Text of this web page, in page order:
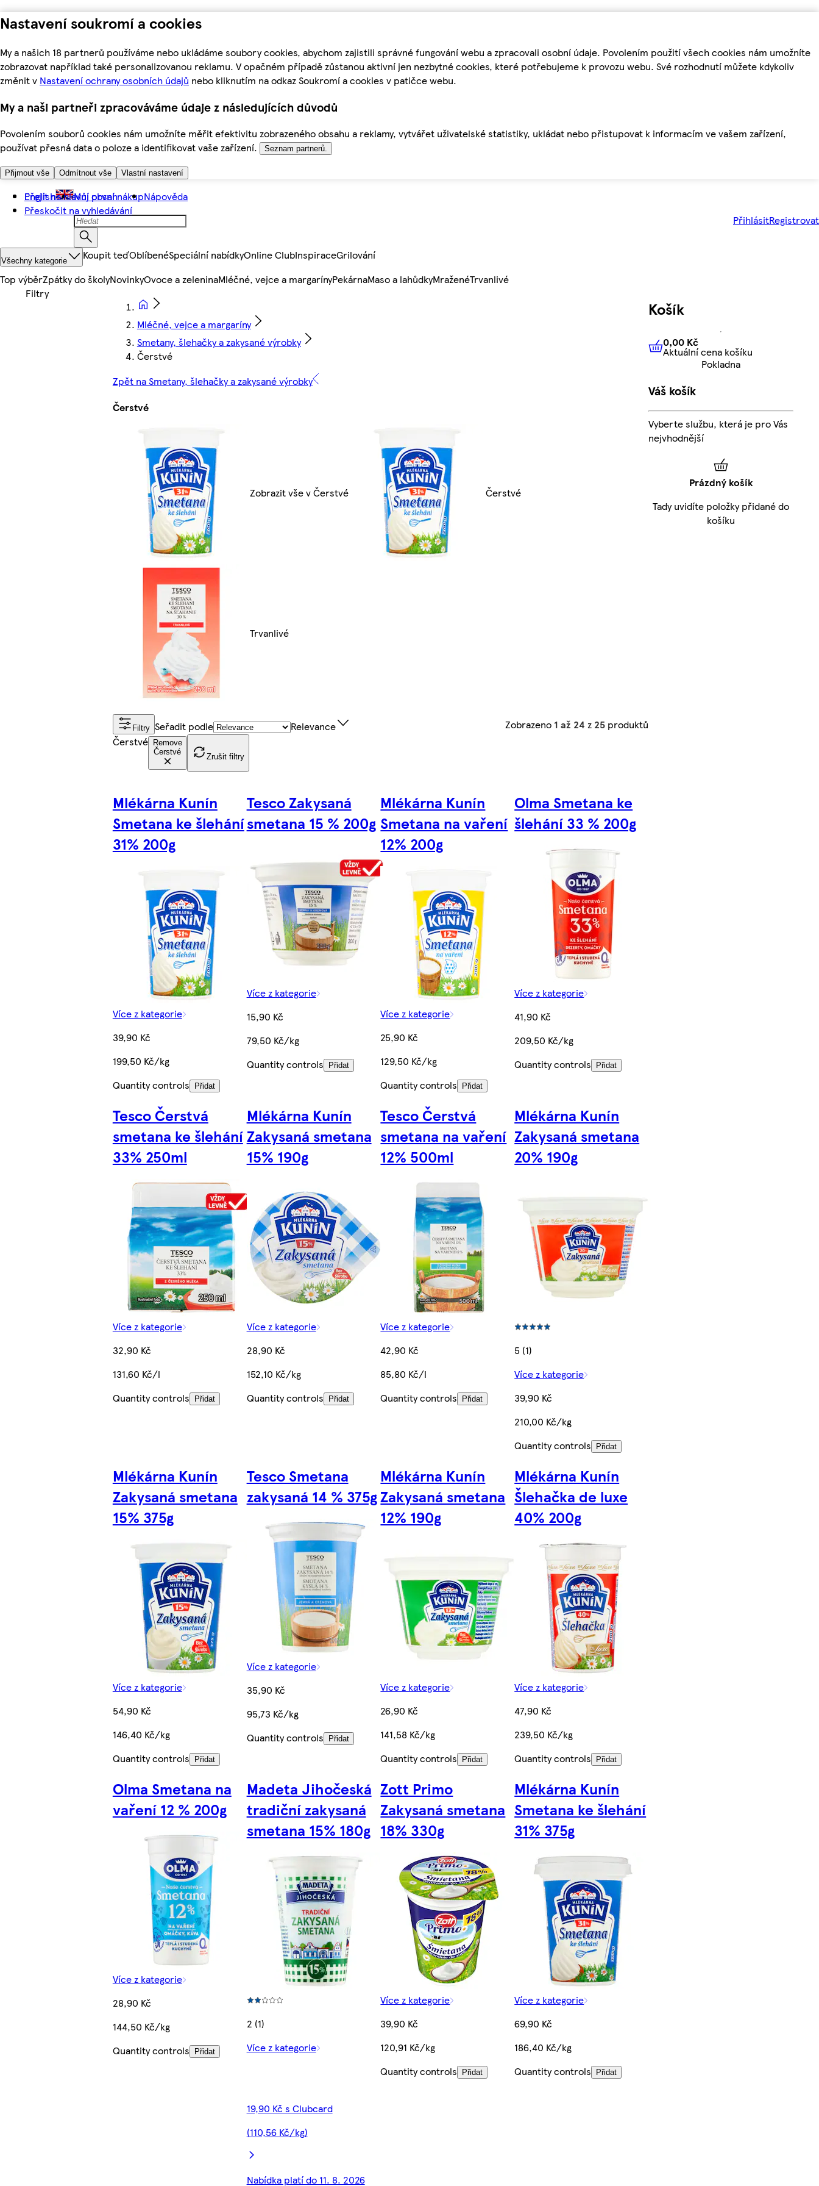
Nastavení soukromí a cookies
My a našich 18 partnerů používáme nebo ukládáme soubory cookies, abychom zajistili správné fungování webu a zpracovali osobní údaje. Povolením použití všech cookies nám umožníte
zobrazovat například také personalizovanou reklamu. V opačném případě zůstanou aktivní jen nezbytné cookies, které potřebujeme k provozu webu. Své rozhodnutí můžete kdykoliv
změnit v Nastavení ochrany osobních údajů nebo kliknutím na odkaz Soukromí a cookies v patičce webu.
My a naši partneři zpracováváme údaje z následujících důvodů
Povolením souborů cookies nám umožníte měřit efektivitu zobrazeného obsahu a reklamy, vytvářet uživatelské statistiky, ukládat nebo přistupovat k informacím ve vašem zařízení,
používat přesná data o poloze a identifikovat vaše zařízení.
Seznam partnerů.
Přijmout vše Odmítnout vše Vlastní nastavení
Přejít na hlavní obsah
Přeskočit na vyhledávání
English Můj první nákupNápověda
PřihlásitRegistrovat
Všechny kategorie Koupit teďOblíbenéSpeciální nabídkyOnline ClubInspiraceGrilování
Top výběrZpátky do školyNovinkyOvoce a zeleninaMléčné, vejce a margarínyPekárnaMaso a lahůdkyMraženéTrvanlivé
Mléčné, vejce a margaríny
Smetany, šlehačky a zakysané výrobky
Čerstvé
Zpět na Smetany, šlehačky a zakysané výrobky
Čerstvé
Zobrazit vše v Čerstvé Čerstvé
Trvanlivé
Filtry Seřadit podle Relevance Zobrazeno 1 až 24 z 25 produktů
Čerstvé
Remove
Čerstvé
Zrušit filtry
Mlékárna Kunín
Smetana ke šlehání
31% 200g
Více z kategorie
39,90 Kč
199,50 Kč/kg
Quantity controls
Přidat
Tesco Zakysaná
smetana 15 % 200g
Více z kategorie
15,90 Kč
79,50 Kč/kg
Quantity controls
Přidat
Mlékárna Kunín
Smetana na vaření
12% 200g
Více z kategorie
25,90 Kč
129,50 Kč/kg
Quantity controls
Přidat
Olma Smetana ke
šlehání 33 % 200g
Více z kategorie
41,90 Kč
209,50 Kč/kg
Quantity controls
Přidat
Tesco Čerstvá
smetana ke šlehání
33% 250ml
Více z kategorie
32,90 Kč
131,60 Kč/l
Quantity controls
Přidat
Mlékárna Kunín
Zakysaná smetana
15% 190g
Více z kategorie
28,90 Kč
152,10 Kč/kg
Quantity controls
Přidat
Tesco Čerstvá
smetana na vaření
12% 500ml
Více z kategorie
42,90 Kč
85,80 Kč/l
Quantity controls
Přidat
Mlékárna Kunín
Zakysaná smetana
20% 190g
5 (1)
Více z kategorie
39,90 Kč
210,00 Kč/kg
Quantity controls
Přidat
Mlékárna Kunín
Zakysaná smetana
15% 375g
Více z kategorie
54,90 Kč
146,40 Kč/kg
Quantity controls
Přidat
Tesco Smetana
zakysaná 14 % 375g
Více z kategorie
35,90 Kč
95,73 Kč/kg
Quantity controls
Přidat
Mlékárna Kunín
Zakysaná smetana
12% 190g
Více z kategorie
26,90 Kč
141,58 Kč/kg
Quantity controls Přidat
Mlékárna Kunín
Šlehačka de luxe
40% 200g
Více z kategorie
47,90 Kč
239,50 Kč/kg
Quantity controls Přidat
Olma Smetana na
vaření 12 % 200g
Více z kategorie
28,90 Kč
144,50 Kč/kg
Quantity controls
Přidat
Madeta Jihočeská
tradiční zakysaná
smetana 15% 180g
2 (1)
Více z kategorie
19,90 Kč s Clubcard
(110,56 Kč/kg)
Nabídka platí do 11. 8. 2026
Zott Primo
Zakysaná smetana
18% 330g
Více z kategorie
39,90 Kč
120,91 Kč/kg
Quantity controls Přidat
Mlékárna Kunín
Smetana ke šlehání
31% 375g
Více z kategorie
69,90 Kč
186,40 Kč/kg
Quantity controls Přidat
Košík
0,00 KčAktuální cena košíku
0,00 Kč
Aktuální cena košíku
Pokladna
Váš košík
Vyberte službu, která je pro Vás
nejvhodnější
Prázdný košík
Tady uvidíte položky přidané do
košíku